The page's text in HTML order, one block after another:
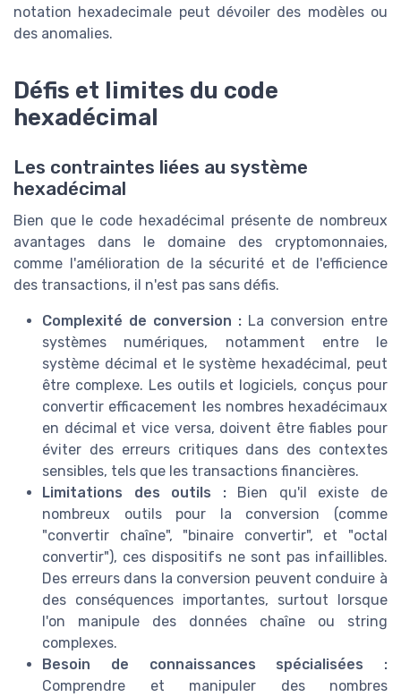
notation hexadecimale peut dévoiler des modèles ou
des anomalies.
Défis et limites du code
hexadécimal
Les contraintes liées au système
hexadécimal
Bien que le code hexadécimal présente de nombreux
avantages dans le domaine des cryptomonnaies,
comme l'amélioration de la sécurité et de l'efficience
des transactions, il n'est pas sans défis.
Complexité de conversion : La conversion entre
systèmes numériques, notamment entre le
système décimal et le système hexadécimal, peut
être complexe. Les outils et logiciels, conçus pour
convertir efficacement les nombres hexadécimaux
en décimal et vice versa, doivent être fiables pour
éviter des erreurs critiques dans des contextes
sensibles, tels que les transactions financières.
Limitations des outils :Bien qu'il existe de
nombreux outils pour la conversion (comme
"convertir chaîne", "binaire convertir", et "octal
convertir"), ces dispositifs ne sont pas infaillibles.
Des erreurs dans la conversion peuvent conduire à
des conséquences importantes, surtout lorsque
l'on manipule des données chaîne ou string
complexes.
Besoin de connaissances spécialisées :
Comprendre et manipuler des nombres